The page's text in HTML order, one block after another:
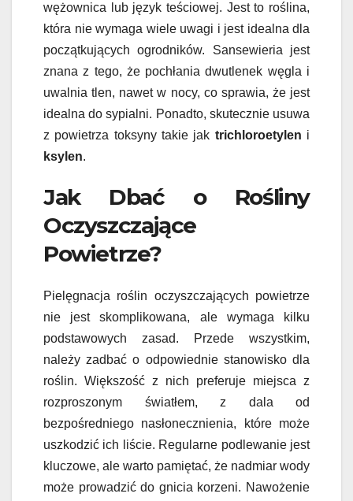
wężownica lub język teściowej. Jest to roślina,
która nie wymaga wiele uwagi i jest idealna dla
początkujących ogrodników. Sansewieria jest
znana z tego, że pochłania dwutlenek węgla i
uwalnia tlen, nawet w nocy, co sprawia, że jest
idealna do sypialni. Ponadto, skutecznie usuwa
z powietrza toksyny takie jak trichloroetylen i
ksylen.
Jak Dbać o Rośliny
Oczyszczające
Powietrze?
Pielęgnacja roślin oczyszczających powietrze
nie jest skomplikowana, ale wymaga kilku
podstawowych zasad. Przede wszystkim,
należy zadbać o odpowiednie stanowisko dla
roślin. Większość z nich preferuje miejsca z
rozproszonym światłem, z dala od
bezpośredniego nasłonecznienia, które może
uszkodzić ich liście. Regularne podlewanie jest
kluczowe, ale warto pamiętać, że nadmiar wody
może prowadzić do gnicia korzeni. Nawożenie